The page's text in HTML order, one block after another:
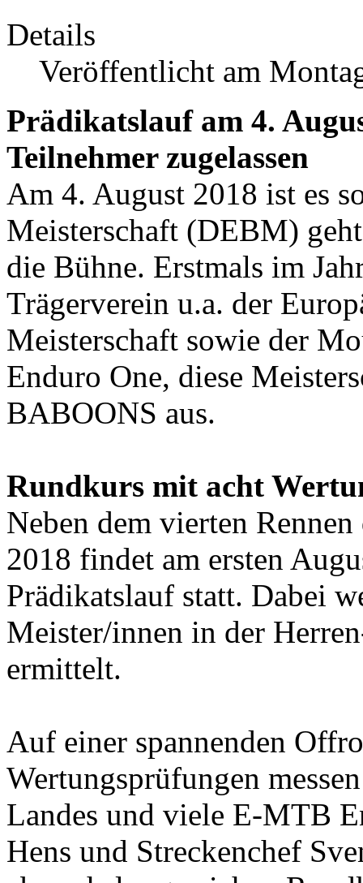
Details
Veröffentlicht am
Prädikatslauf am 4.
Teilnehmer zugelassen
Am 4. August 2018 ist es
Meisterschaft (DEBM)
die Bühne. Erstmals im
Trägerverein u.a. der
Meisterschaft sowie der
Enduro One, diese
BABOONS aus.
Rundkurs mit acht
Neben dem vierten
2018 findet am ersten
Prädikatslauf statt. Dabei
Meister/innen in der
ermittelt.
Auf einer spannenden
Wertungsprüfungen
Landes und viele E-MTB
Hens und Streckenchef